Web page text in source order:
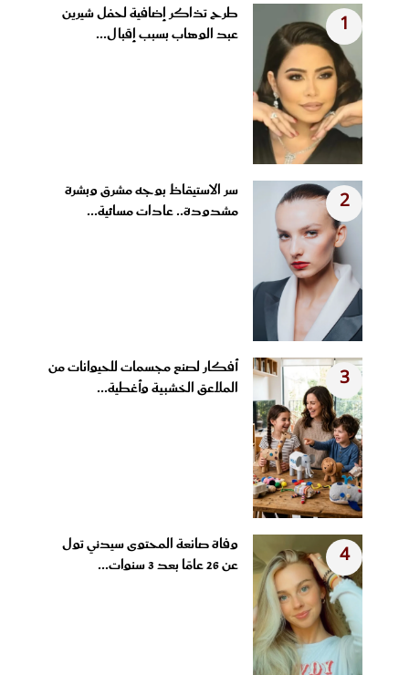
1
طرح تذاكر إضافية لحفل شيرين
عبد الوهاب بسبب إقبال...
2
سر الاستيقاظ بوجه مشرق وبشرة
مشدودة.. عادات مسائية...
3
أفكار لصنع مجسمات للحيوانات من
الملاعق الخشبية وأغطية...
4
وفاة صانعة المحتوى سيدني تول
عن 26 عامًا بعد 3 سنوات...